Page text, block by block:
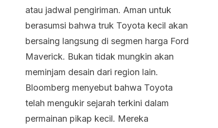
atau jadwal pengiriman. Aman untuk
berasumsi bahwa truk Toyota kecil akan
bersaing langsung di segmen harga Ford
Maverick. Bukan tidak mungkin akan
meminjam desain dari region lain.
Bloomberg menyebut bahwa Toyota
telah mengukir sejarah terkini dalam
permainan pikap kecil. Mereka